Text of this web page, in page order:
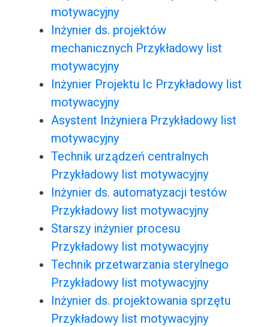
motywacyjny
Inżynier ds. projektów
mechanicznych Przykładowy list
motywacyjny
Inżynier Projektu Ic Przykładowy list
motywacyjny
Asystent Inżyniera Przykładowy list
motywacyjny
Technik urządzeń centralnych
Przykładowy list motywacyjny
Inżynier ds. automatyzacji testów
Przykładowy list motywacyjny
Starszy inżynier procesu
Przykładowy list motywacyjny
Technik przetwarzania sterylnego
Przykładowy list motywacyjny
Inżynier ds. projektowania sprzętu
Przykładowy list motywacyjny